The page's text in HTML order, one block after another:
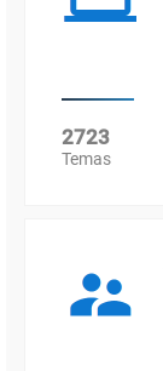
2723
Temas